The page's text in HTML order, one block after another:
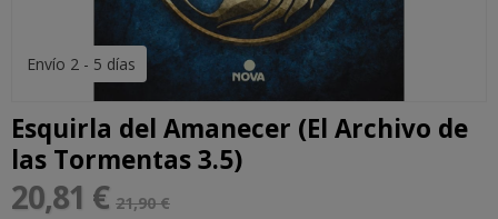
Envío 2 - 5 días
Esquirla del Amanecer (El Archivo de
las Tormentas 3.5)
20,81 € 21,90 €